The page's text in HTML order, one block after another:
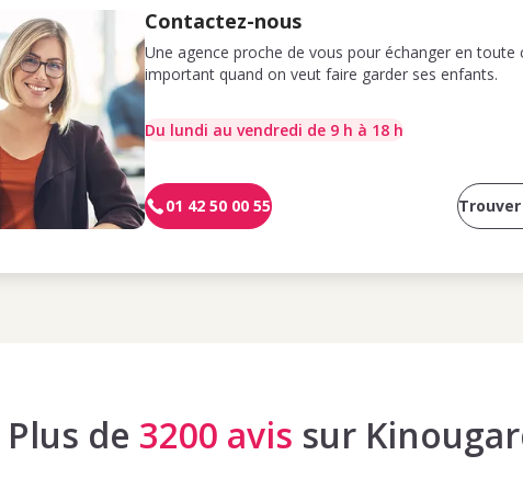
Contactez-nous
Une agence proche de vous pour échanger en toute
important quand on veut faire garder ses enfants.
Du lundi au vendredi de 9 h à 18 h
01 42 50 00 55
Plus de 3200 avis sur